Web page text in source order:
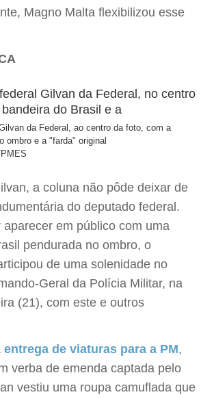
Magno Malta flexibilizou esse
da Federal, ao centro da foto, com a
ombro e a "farda" original
a coluna não pôde deixar de
do deputado federal.
aparecer em público com uma
pendurada no ombro, o
de uma solenidade no
Geral da Polícia Militar, na
(21), com este e outros
entrega de viaturas para a PM,
verba de emenda captada pelo
vestiu uma roupa camuflada que